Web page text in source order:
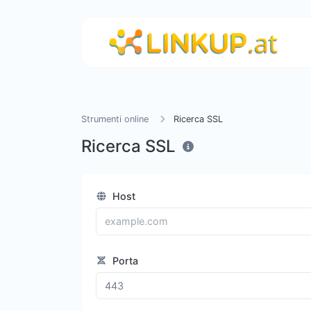
Strumenti online Ricerca SSL
Ricerca SSL
Host
Porta